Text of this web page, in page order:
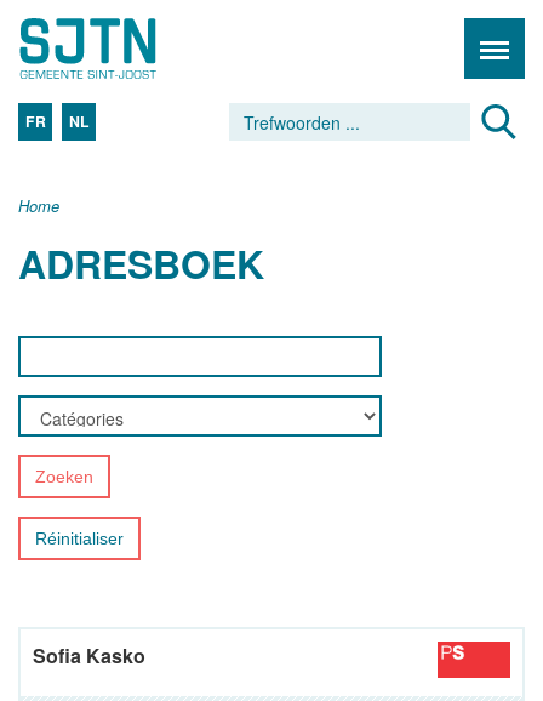
FR NL
Home
ADRESBOEK
Zoeken
Réinitialiser
Sofia Kasko